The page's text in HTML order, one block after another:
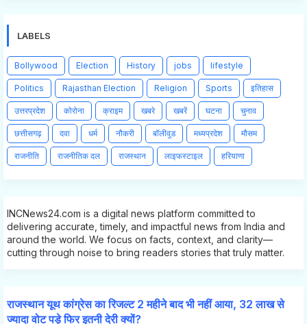
LABELS
Bollywood Election History jobs lifestyle
Politics Rajasthan Election Religion Sports इतिहास
उत्तरप्रदेश कोरोना क्राइम खबरे खबरें घटना चुनाव
छत्तीसगढ़ दवा धर्म नौकरी बॉलीवुड मध्यप्रदेश मौसम
राजनीति राजनीतिक दल राजस्थान लाइफस्टाइल हरियाणा
INCNews24.com is a digital news platform committed to
delivering accurate, timely, and impactful news from India and
around the world. We focus on facts, context, and clarity—
cutting through noise to bring readers stories that truly matter.
राजस्थान यूथ कांग्रेस का रिजल्ट 2 महीने बाद भी नहीं आया, 32 लाख से
ज्यादा वोट पड़े फिर इतनी देरी क्यों?